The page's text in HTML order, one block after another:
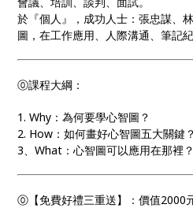
於『個人』，成功人士：張忠謀、
圖，在工作應用、人際溝通、筆記紀
⓪課程大綱：
1. Why：為何要學心智圖？
2. How：如何畫好心智圖五大關鍵？
3、What：心智圖可以應用在那裡？
⓪【免費好禮三重送】：價值2000